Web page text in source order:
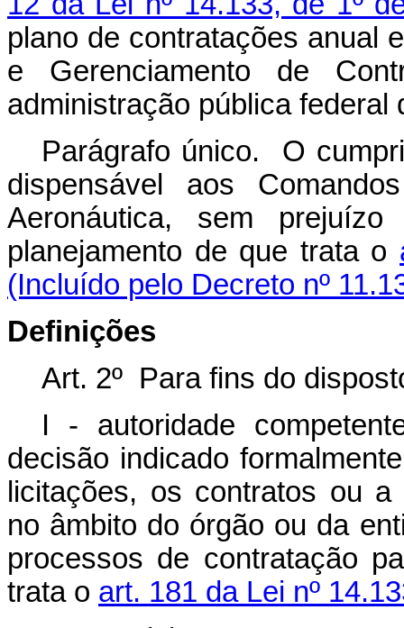
plano de contratações anual
e Gerenciamento de
administração pública federal
Parágrafo único. O
dispensável aos
Aeronáutica, sem
planejamento de que trata o
(Incluído pelo Decreto nº
Definições
Art. 2º Para fins do
I - autoridade
decisão indicado
licitações, os contratos ou
no âmbito do órgão ou da
processos de contratação
trata o art. 181 da Lei nº